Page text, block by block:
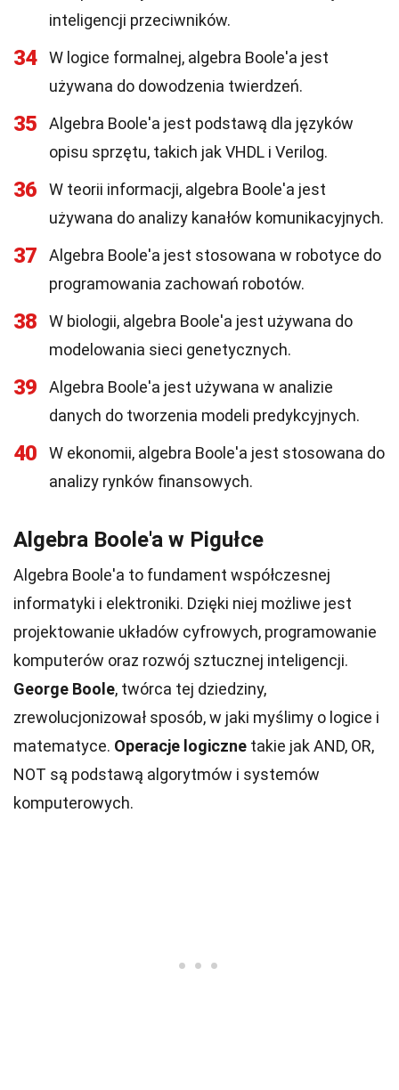
inteligencji przeciwników.
34
W logice formalnej, algebra Boole'a jest
używana do dowodzenia twierdzeń.
35
Algebra Boole'a jest podstawą dla języków
opisu sprzętu, takich jak VHDL i Verilog.
36
W teorii informacji, algebra Boole'a jest
używana do analizy kanałów komunikacyjnych.
37
Algebra Boole'a jest stosowana w robotyce do
programowania zachowań robotów.
38
W biologii, algebra Boole'a jest używana do
modelowania sieci genetycznych.
39
Algebra Boole'a jest używana w analizie
danych do tworzenia modeli predykcyjnych.
40
W ekonomii, algebra Boole'a jest stosowana do
analizy rynków finansowych.
Algebra Boole'a w Pigułce
Algebra Boole'a to fundament współczesnej
informatyki i elektroniki. Dzięki niej możliwe jest
projektowanie układów cyfrowych, programowanie
komputerów oraz rozwój sztucznej inteligencji.
George Boole, twórca tej dziedziny,
zrewolucjonizował sposób, w jaki myślimy o logice i
matematyce. Operacje logiczne takie jak AND, OR,
NOT są podstawą algorytmów i systemów
komputerowych.